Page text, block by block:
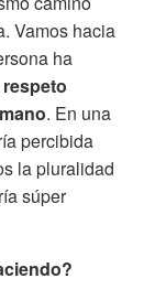
Vamos hacia
ha
. En una
percibida
la pluralidad
súper